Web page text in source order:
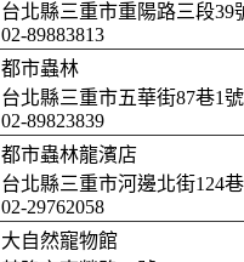
台北縣三重市重陽路三段39
02-89883813
都市蟲林
台北縣三重市五華街87巷1
02-89823839
都市蟲林龍濱店
台北縣三重市河邊北街124
02-29762058
大自然寵物館